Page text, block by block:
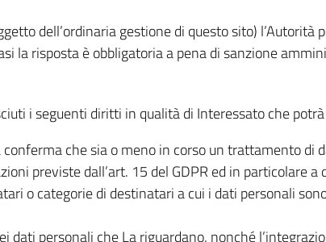
dell’ordinaria gestione di questo sito)
la risposta è obbligatoria a pena di sanzione
i seguenti diritti in qualità di Interessato che
che sia o meno in corso un trattamento di
previste dall’art. 15 del GDPR ed in particolare
o categorie di destinatari a cui i dati personali
personali che La riguardano, nonché